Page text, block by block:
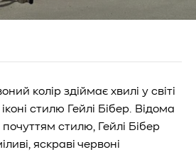
колір здіймає хвилі у світі
стилю Гейлі Бібер. Відома
стилю, Гейлі Бібер
яскраві червоні